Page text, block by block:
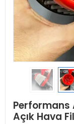
Performans
Açık Hava